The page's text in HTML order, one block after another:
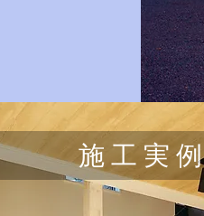
施 工 実 例